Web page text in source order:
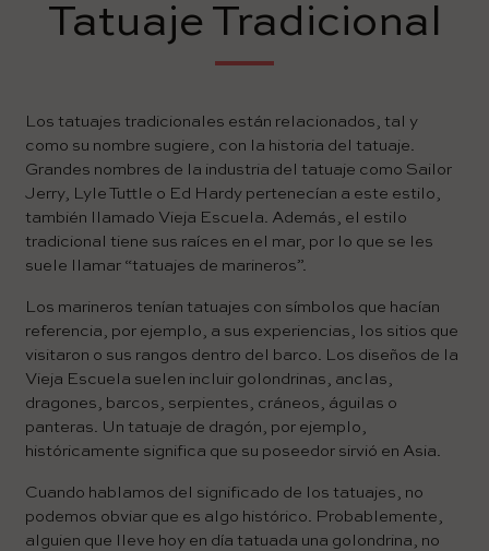
Tatuaje Tradicional
Los tatuajes tradicionales están relacionados, tal y
como su nombre sugiere, con la historia del tatuaje.
Grandes nombres de la industria del tatuaje como Sailor
Jerry, Lyle Tuttle o Ed Hardy pertenecían a este estilo,
también llamado Vieja Escuela. Además, el estilo
tradicional tiene sus raíces en el mar, por lo que se les
suele llamar “tatuajes de marineros”.
Los marineros tenían tatuajes con símbolos que hacían
referencia, por ejemplo, a sus experiencias, los sitios que
visitaron o sus rangos dentro del barco. Los diseños de la
Vieja Escuela suelen incluir golondrinas, anclas,
dragones, barcos, serpientes, cráneos, águilas o
panteras. Un tatuaje de dragón, por ejemplo,
históricamente significa que su poseedor sirvió en Asia.
Cuando hablamos del significado de los tatuajes, no
podemos obviar que es algo histórico. Probablemente,
alguien que lleve hoy en día tatuada una golondrina, no